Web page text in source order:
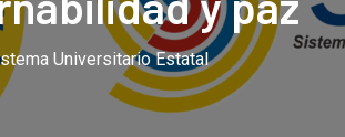
Universitario Estatal